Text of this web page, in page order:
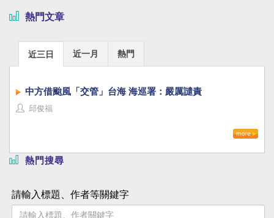
熱門文章
近三日 近一月 熱門
中方借颱風「交管」台海 海巡署：嚴厲譴責
邱俊福
熱門搜尋
請輸入標題、作者等關鍵字